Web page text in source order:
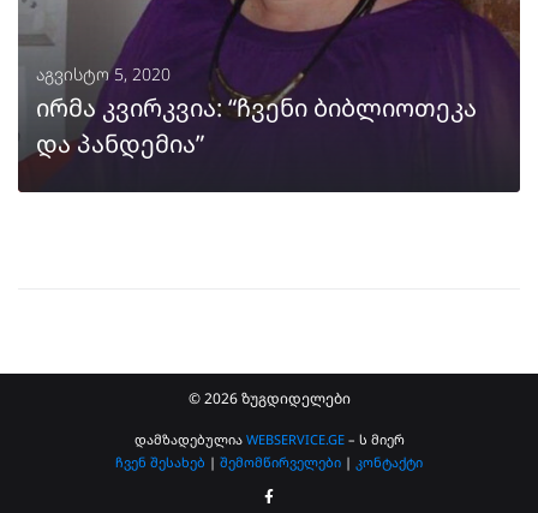
აგვისტო 5, 2020
ირმა კვირკვია: “ჩვენი ბიბლიოთეკა
და პანდემია”
© 2026 ზუგდიდელები
დამზადებულია WEBSERVICE.GE– ს მიერ
ჩვენ შესახებ | შემომწირველები | კონტაქტი